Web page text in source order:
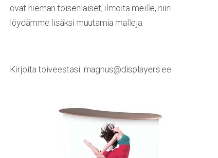
ovat hieman toisenlaiset, ilmoita meille, niin
löydämme lisäksi muutamia malleja.
Kirjoita toiveestasi: magnus@displayers.ee